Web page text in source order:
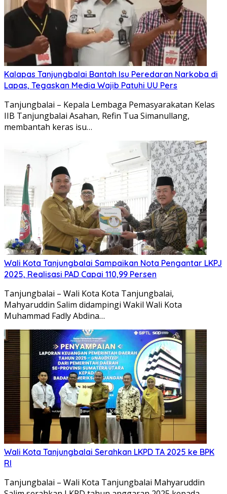
Kalapas Tanjungbalai Bantah Isu Peredaran Narkoba di
Lapas, Tegaskan Media Wajib Patuhi UU Pers
Tanjungbalai – Kepala Lembaga Pemasyarakatan Kelas
IIB Tanjungbalai Asahan, Refin Tua Simanullang,
membantah keras isu…
Wali Kota Tanjungbalai Sampaikan Nota Pengantar LKPJ
2025, Realisasi PAD Capai 110,99 Persen
Tanjungbalai – Wali Kota Kota Tanjungbalai,
Mahyaruddin Salim didampingi Wakil Wali Kota
Muhammad Fadly Abdina…
Wali Kota Tanjungbalai Serahkan LKPD TA 2025 ke BPK
RI
Tanjungbalai – Wali Kota Tanjungbalai Mahyaruddin